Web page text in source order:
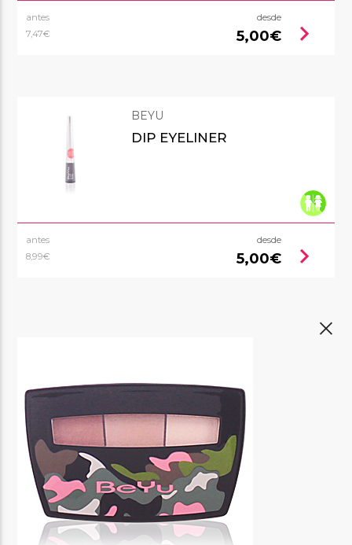
antes
7,47€
desde
5,00€ chevron_right
BEYU
DIP EYELINER
antes
8,99€
desde
5,00€ chevron_right